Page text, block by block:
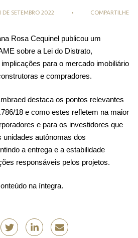
DE SETEMBRO 2022 • COMPARTILHE
Rosa Cequinel publicou um
sobre a Lei do Distrato,
para o mercado imobiliário
e compradores.
destaca os pontos relevantes
18 e como estes refletem na maior
e para os investidores que
autônomas dos
a entrega e a estabilidade
responsáveis pelos projetos.
na íntegra.